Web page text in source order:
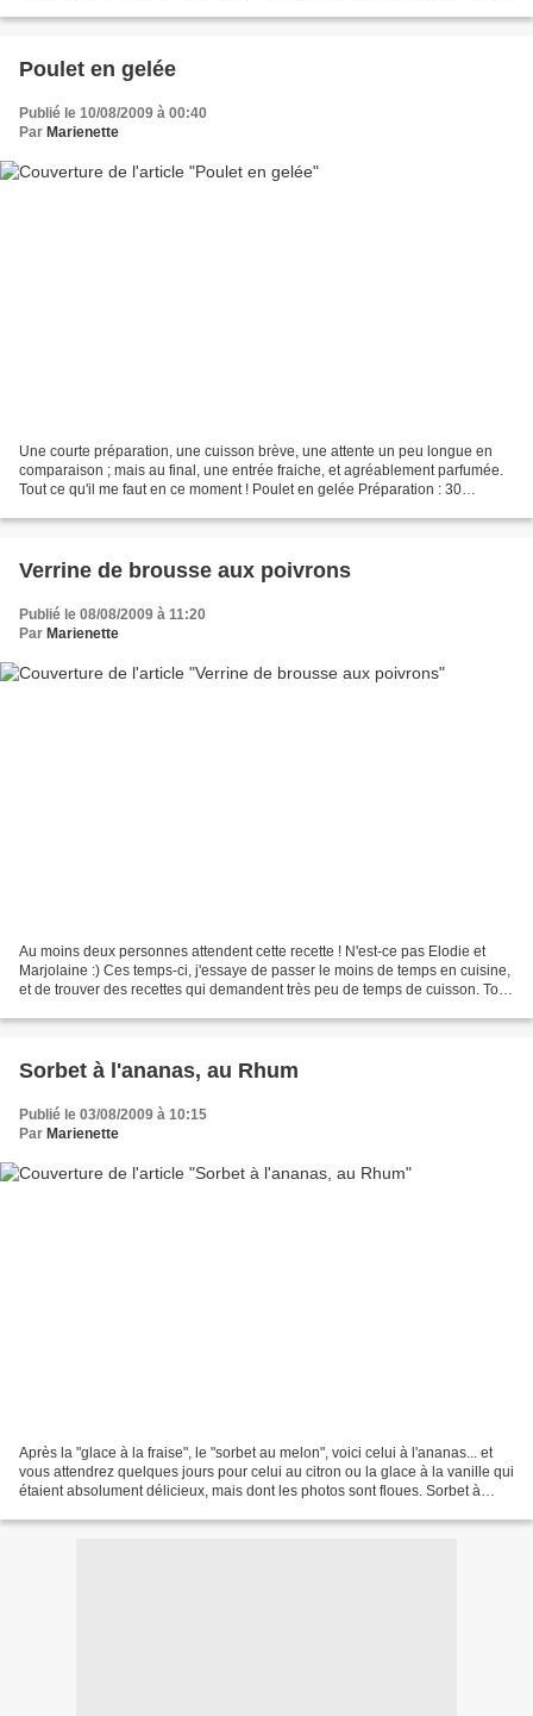
Poulet en gelée
Publié le 10/08/2009 à 00:40
Par Marienette
Une courte préparation, une cuisson brève, une attente un peu longue en
comparaison ; mais au final, une entrée fraiche, et agréablement parfumée.
Tout ce qu'il me faut en ce moment ! Poulet en gelée Préparation : 30
Verrine de brousse aux poivrons
Publié le 08/08/2009 à 11:20
Par Marienette
Au moins deux personnes attendent cette recette ! N'est-ce pas Elodie et
Marjolaine :) Ces temps-ci, j'essaye de passer le moins de temps en cuisine,
et de trouver des recettes qui demandent très peu de temps de cuisson. Tout
Sorbet à l'ananas, au Rhum
Publié le 03/08/2009 à 10:15
Par Marienette
Après la "glace à la fraise", le "sorbet au melon", voici celui à l'ananas... et
vous attendrez quelques jours pour celui au citron ou la glace à la vanille qui
étaient absolument délicieux, mais dont les photos sont floues. Sorbet à